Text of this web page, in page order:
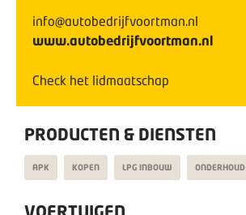
info@autobedrijfvoortman.nl
www.autobedrijfvoortman.nl
Check het lidmaatschap
PRODUCTEN & DIENSTEN
APK KOPEN LPG INBOUW ONDERHOUD
VOERTUIGEN